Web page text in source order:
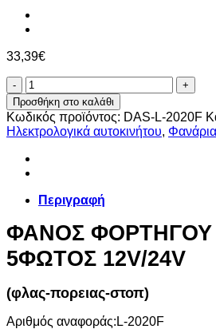
33,39€
ΦΑΝΟΣ
ΦΟΡΤΗΓΟΥ
DASTERI
5ΦΩΤΟΣ
12V/24V
(φλας-
πορειας-
ποσότητα
Προσθήκη στο καλάθι
Κωδικός προϊόντος: DAS-L-2020F
Ηλεκτρολογικά αυτοκινήτου,
Περιγραφή
ΦΑΝΟΣ ΦΟΡΤΗΓΟΥ
5ΦΩΤΟΣ 12V/24V
(φλας-πορειας-στοπ)
Αριθμός αναφοράς: L-2020F